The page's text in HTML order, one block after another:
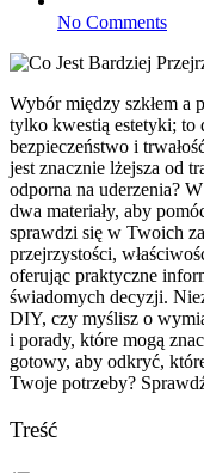
No Comments
Wybór między szkłem a
tylko kwestią estetyki; to
bezpieczeństwo i
jest znacznie lżejsza od
odporna na uderzenia?
dwa materiały, aby
sprawdzi się w Twoich
przejrzystości,
oferując praktyczne
świadomych decyzji.
DIY, czy myślisz o
i porady, które mogą
gotowy, aby odkryć,
Twoje potrzeby?
Treść